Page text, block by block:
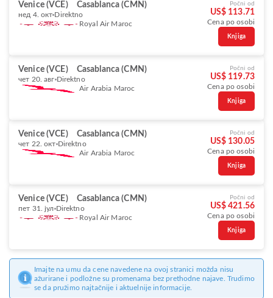
Venice (VCE) Casablanca (CMN)
нед 4. окт Direktno
Royal Air Maroc
Počni od
US$ 113.71
Cena po osobi
Knjiga
Venice (VCE) Casablanca (CMN)
чет 20. авг Direktno
Air Arabia Maroc
Počni od
US$ 119.73
Cena po osobi
Knjiga
Venice (VCE) Casablanca (CMN)
чет 22. окт Direktno
Air Arabia Maroc
Počni od
US$ 130.05
Cena po osobi
Knjiga
Venice (VCE) Casablanca (CMN)
пет 31. јул Direktno
Royal Air Maroc
Počni od
US$ 421.56
Cena po osobi
Knjiga
Imajte na umu da cene navedene na ovoj stranici možda nisu
ažurirane i podložne su promenama bez prethodne najave. Trudimo
se da pružimo najtačnije i aktuelnije informacije.